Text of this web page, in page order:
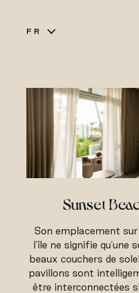
FR
Sunset
Son emplacement
l'île ne signifie qu'une
beaux couchers de
pavillons sont
être interconnectées